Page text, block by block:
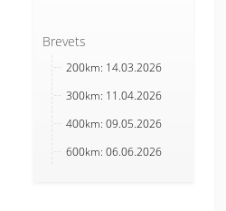
Brevets
200km: 14.03.2026
300km: 11.04.2026
400km: 09.05.2026
600km: 06.06.2026